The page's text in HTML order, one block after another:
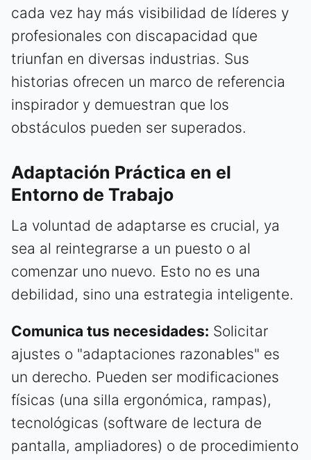
cada vez hay más visibilidad de líderes y
profesionales con discapacidad que
triunfan en diversas industrias. Sus
historias ofrecen un marco de referencia
inspirador y demuestran que los
obstáculos pueden ser superados.
Adaptación Práctica en el
Entorno de Trabajo
La voluntad de adaptarse es crucial, ya
sea al reintegrarse a un puesto o al
comenzar uno nuevo. Esto no es una
debilidad, sino una estrategia inteligente.
Comunica tus necesidades: Solicitar
ajustes o "adaptaciones razonables" es
un derecho. Pueden ser modificaciones
físicas (una silla ergonómica, rampas),
tecnológicas (software de lectura de
pantalla, ampliadores) o de procedimiento